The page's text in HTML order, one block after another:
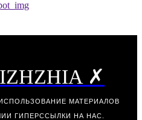
✗
МАТЕРИАЛОВ
ГИПЕРССЫЛКИ НА НАС.